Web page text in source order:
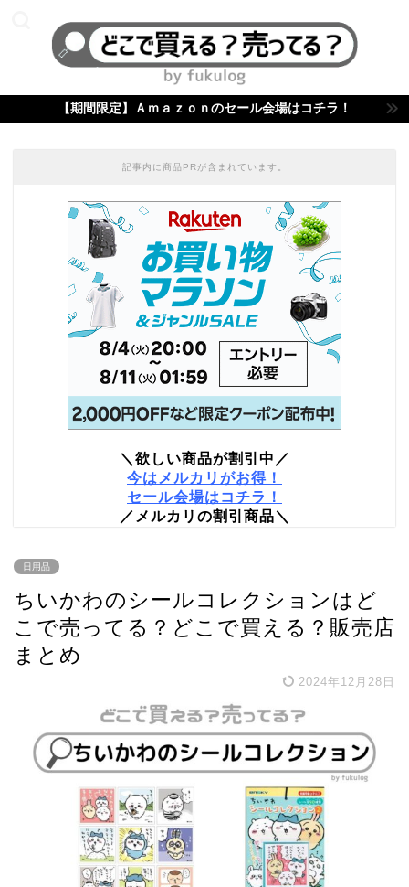
【期間限定】Ａｍａｚｏｎのセール会場はコチラ！
記事内に商品PRが含まれています。
＼欲しい商品が割引中／
今はメルカリがお得！
セール会場はコチラ！
／メルカリの割引商品＼
日用品
ちいかわのシールコレクションはど
こで売ってる？どこで買える？販売店
まとめ
2024年12月28日